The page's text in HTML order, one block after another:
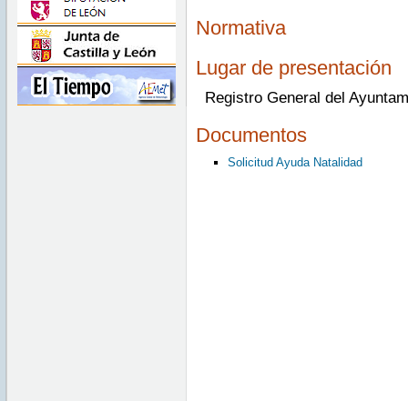
Normativa
Lugar de presentación
Registro General del
Documentos
Solicitud Ayuda Natalidad